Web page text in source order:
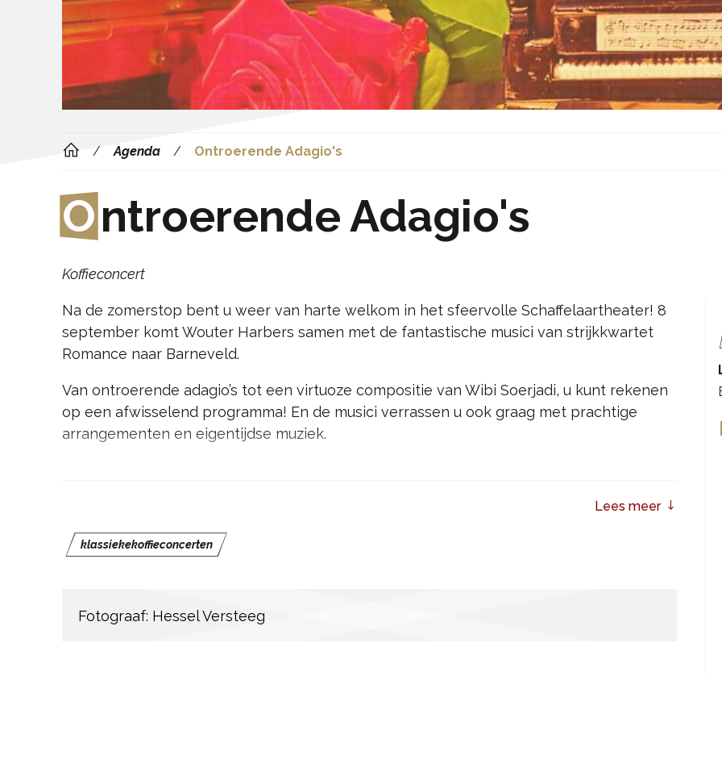
Agenda Ontroerende Adagio's
Ontroerende Adagio's
Koffieconcert
Na de zomerstop bent u weer van harte welkom in het sfeervolle Schaffelaartheater! 8
september komt Wouter Harbers samen met de fantastische musici van strijkkwartet
Romance naar Barneveld.
Van ontroerende adagio’s tot een virtuoze compositie van Wibi Soerjadi, u kunt rekenen
op een afwisselend programma! En de musici verrassen u ook graag met prachtige
arrangementen en eigentijdse muziek.
Lees meer
klassiekekoffieconcerten
Fotograaf: Hessel Versteeg